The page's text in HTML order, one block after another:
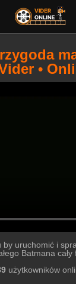
•
by uruchomić i
Batmana
użytkowników